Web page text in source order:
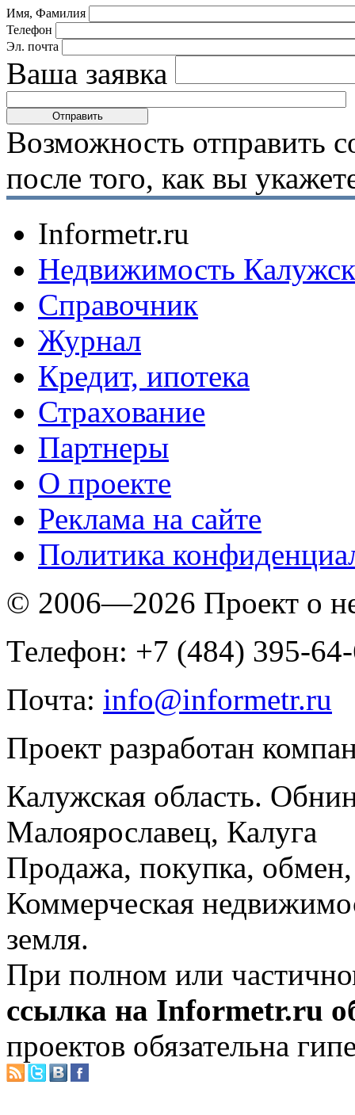
Имя, Фамилия
Телефон
Эл. почта
Ваша заявка
Возможность отправить
после того, как вы
Informetr.ru
Недвижимость
Справочник
Журнал
Кредит, ипотека
Страхование
Партнеры
O проекте
Реклама на сайте
Политика
© 2006—2026 Проект о
Телефон: +7 (484) 395-
Почта: info@informetr.ru
Проект разработан
Калужская область.
Малоярославец, Калуга
Продажа, покупка, обмен,
Коммерческая
земля.
При полном или
ссылка на Informetr.ru
проектов обязательна